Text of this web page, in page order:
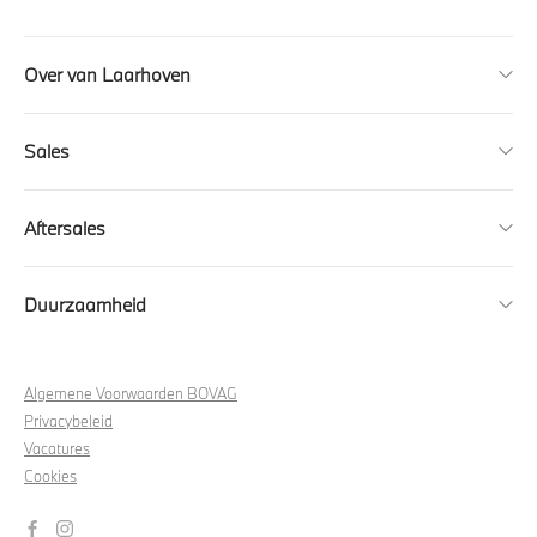
Over van Laarhoven
Sales
Aftersales
Duurzaamheid
Algemene Voorwaarden BOVAG
Privacybeleid
Vacatures
Cookies